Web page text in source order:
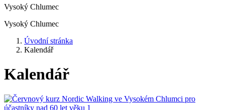
Vysoký Chlumec
Vysoký Chlumec
Úvodní stránka
Kalendář
Kalendář